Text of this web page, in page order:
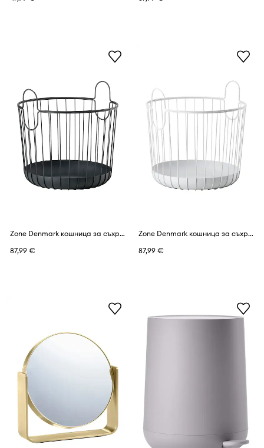
Zone Denmark кошница за съхранение от стомана 40,6 x 41,1 cm
87,99 €
Zone Denmark кошница за съхранение от стомана 40,6 x 41,1 cm
87,99 €